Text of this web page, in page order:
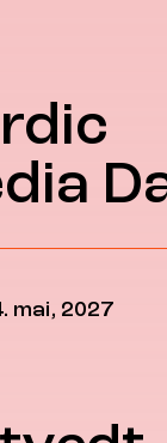
mai, 2027